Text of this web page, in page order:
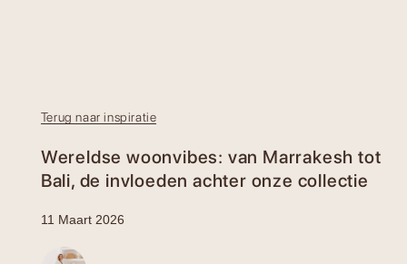
Terug naar inspiratie
Wereldse woonvibes: van Marrakesh tot
Bali, de invloeden achter onze collectie
11 Maart 2026